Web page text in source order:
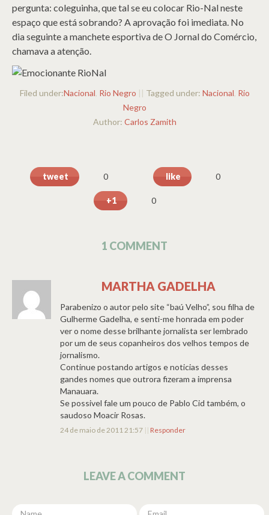
pergunta: coleguinha, que tal se eu colocar Rio-Nal neste
espaço que está sobrando? A aprovação foi imediata. No
dia seguinte a manchete esportiva de O Jornal do Comércio,
chamava a atenção.
Filed under:Nacional Rio Negro || Tagged under: Nacional Rio
Negro
Author: Carlos Zamith
tweet 0 like 0
+1 0
1 COMMENT
MARTHA GADELHA
Parabenizo o autor pelo site “baú Velho”, sou filha de
Gulherme Gadelha, e senti-me honrada em poder
ver o nome desse brilhante jornalista ser lembrado
por um de seus copanheiros dos velhos tempos de
jornalismo.
Continue postando artigos e noticias desses
gandes nomes que outrora fizeram a imprensa
Manauara.
Se possivel fale um pouco de Pablo Cid também, o
saudoso Moacir Rosas.
24 de maio de 2011 21:57 || Responder
LEAVE A COMMENT